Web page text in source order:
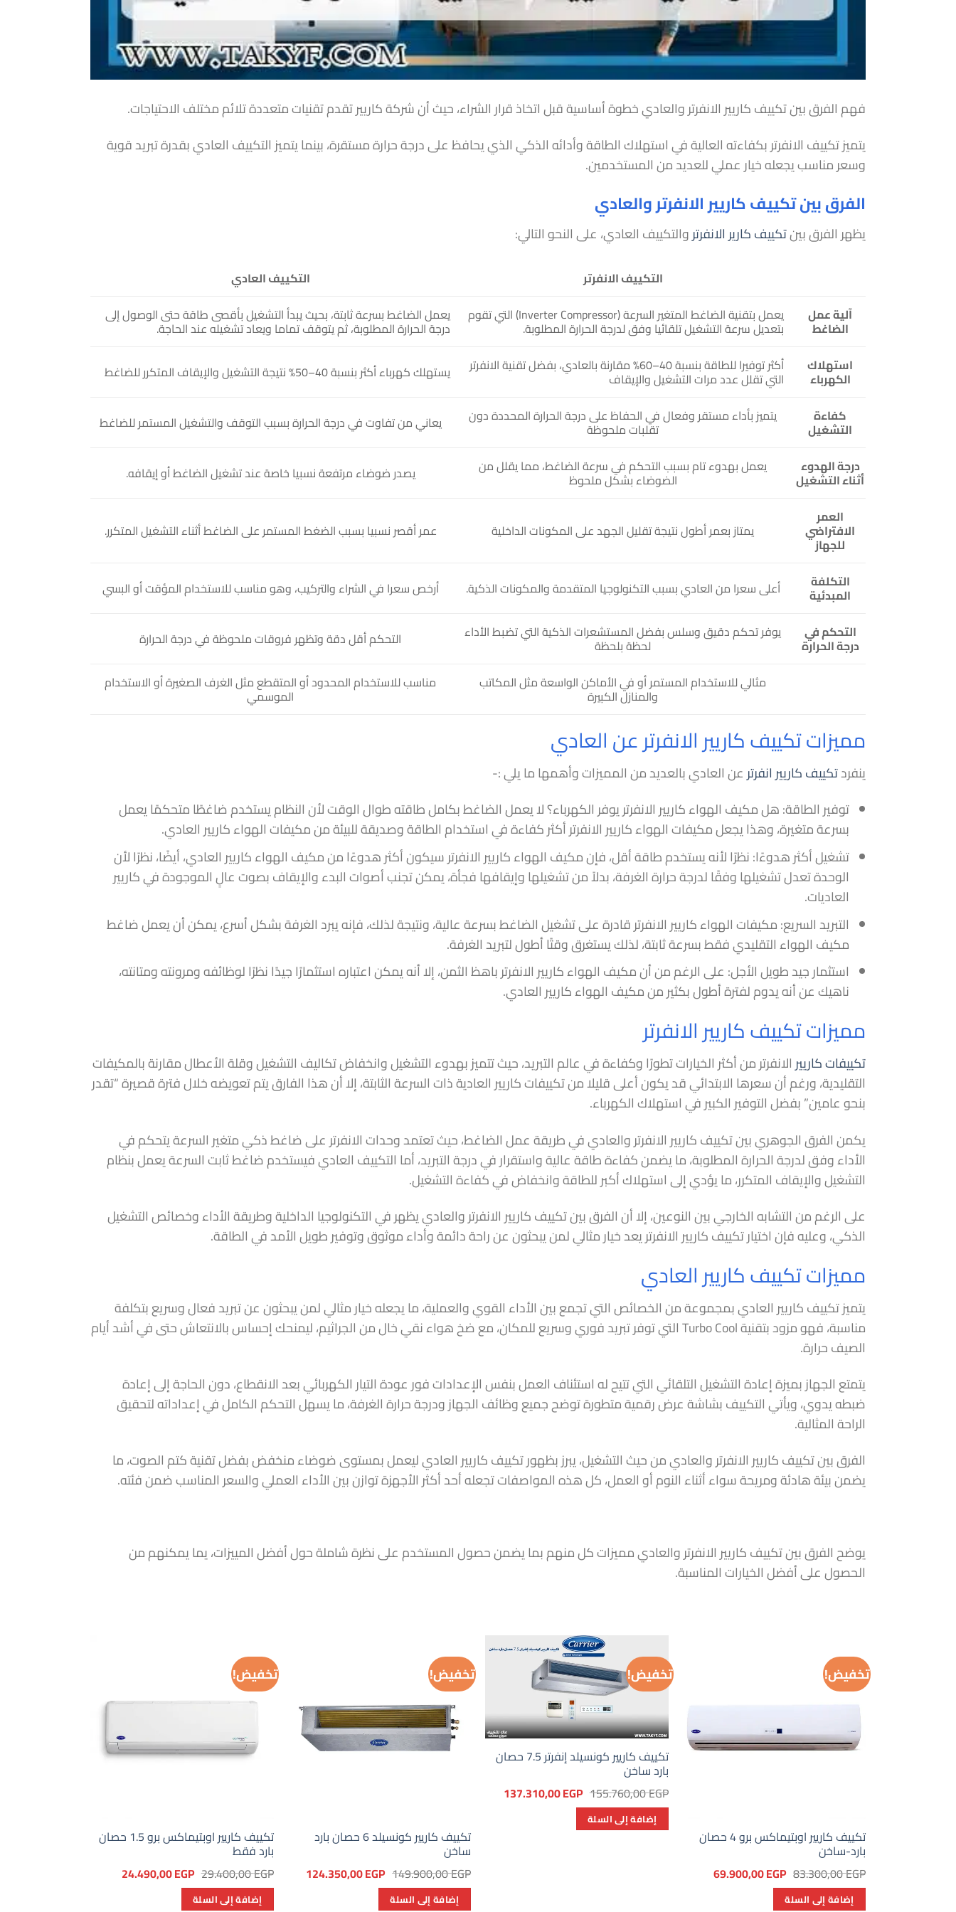
فهم الفرق بين تكييف كاريير الانفرتر والعادي خطوة أساسية قبل اتخاذ قرار الشراء، حيث أن شركة كاريير تقدم تقنيات متعددة تلائم مختلف الاحتياجات.
يتميز تكييف الانفرتر بكفاءته العالية في استهلاك الطاقة وأدائه الذكي الذي يحافظ على درجة حرارة مستقرة، بينما يتميز التكييف العادي بقدرة تبريد قوية
وسعر مناسب يجعله خيار عملي للعديد من المستخدمين.
الفرق بين تكييف كاريير الانفرتر والعادي
يظهر الفرق بينتكييف كارير الانفرتروالتكييف العادي، على النحو التالي:
التكييف الانفرتر
التكييف العادي
آلية عمل
الضاغط
يعمل بتقنية الضاغط المتغير السرعة (Inverter Compressor) التي تقوم
بتعديل سرعة التشغيل تلقائيا وفق لدرجة الحرارة المطلوبة.
يعمل الضاغط بسرعة ثابتة، بحيث يبدأ التشغيل بأقصى طاقة حتى الوصول إلى
درجة الحرارة المطلوبة، ثم يتوقف تماما ويعاد تشغيله عند الحاجة.
استهلاك
الكهرباء
أكثر توفيرا للطاقة بنسبة 40–60% مقارنة بالعادي، بفضل تقنية الانفرتر
التي تقلل عدد مرات التشغيل والإيقاف يستهلك كهرباء أكثر بنسبة 40–50% نتيجة التشغيل والإيقاف المتكرر للضاغط
كفاءة
التشغيل
يتميز بأداء مستقر وفعال في الحفاظ على درجة الحرارة المحددة دون
تقلبات ملحوظة يعاني من تفاوت في درجة الحرارة بسبب التوقف والتشغيل المستمر للضاغط
درجة الهدوء
أثناء التشغيل
يعمل بهدوء تام بسبب التحكم في سرعة الضاغط، مما يقلل من
الضوضاء بشكل ملحوظ يصدر ضوضاء مرتفعة نسبيا خاصة عند تشغيل الضاغط أو إيقافه.
العمر
الافتراضي
للجهاز
يمتاز بعمر أطول نتيجة تقليل الجهد على المكونات الداخلية عمر أقصر نسبيا بسبب الضغط المستمر على الضاغط أثناء التشغيل المتكرر.
التكلفة
المبدئية أعلى سعرا من العادي بسبب التكنولوجيا المتقدمة والمكونات الذكية. أرخص سعرا في الشراء والتركيب، وهو مناسب للاستخدام المؤقت أو البسي
التحكم في
درجة الحرارة
يوفر تحكم دقيق وسلس بفضل المستشعرات الذكية التي تضبط الأداء
لحظة بلحظة التحكم أقل دقة وتظهر فروقات ملحوظة في درجة الحرارة
مثالي للاستخدام المستمر أو في الأماكن الواسعة مثل المكاتب
والمنازل الكبيرة
مناسب للاستخدام المحدود أو المتقطع مثل الغرف الصغيرة أو الاستخدام
الموسمي
مميزات تكييف كاريير الانفرتر عن العادي
ينفردتكييف كاريير انفرترعن العادي بالعديد من المميزات وأهمها ما يلي :-
توفير الطاقة: هل مكيف الهواء كاريير الانفرتر يوفر الكهرباء؟ لا يعمل الضاغط بكامل طاقته طوال الوقت لأن النظام يستخدم ضاغطًا متحكمًا يعمل
بسرعة متغيرة، وهذا يجعل مكيفات الهواء كاريير الانفرتر أكثر كفاءة في استخدام الطاقة وصديقة للبيئة من مكيفات الهواء كاريير العادي.
تشغيل أكثر هدوءًا: نظرًا لأنه يستخدم طاقة أقل، فإن مكيف الهواء كاريير الانفرتر سيكون أكثر هدوءًا من مكيف الهواء كاريير العادي، أيضًا، نظرًا لأن
الوحدة تعدل تشغيلها وفقًا لدرجة حرارة الغرفة، بدلاً من تشغيلها وإيقافها فجأة، يمكن تجنب أصوات البدء والإيقاف بصوت عالٍ الموجودة في كاريير
العاديات.
التبريد السريع: مكيفات الهواء كاريير الانفرتر قادرة على تشغيل الضاغط بسرعة عالية، ونتيجة لذلك، فإنه يبرد الغرفة بشكل أسرع، يمكن أن يعمل ضاغط
مكيف الهواء التقليدي فقط بسرعة ثابتة، لذلك يستغرق وقتًا أطول لتبريد الغرفة.
استثمار جيد طويل الأجل: على الرغم من أن مكيف الهواء كاريير الانفرتر باهظ الثمن، إلا أنه يمكن اعتباره استثمارًا جيدًا نظرًا لوظائفه ومرونته ومتانته،
ناهيك عن أنه يدوم لفترة أطول بكثير من مكيف الهواء كاريير العادي.
مميزات تكييف كاريير الانفرتر
تكييفات كارييرالانفرتر من أكثر الخيارات تطورًا وكفاءة في عالم التبريد، حيث تتميز بهدوء التشغيل وانخفاض تكاليف التشغيل وقلة الأعطال مقارنة بالمكيفات
التقليدية، ورغم أن سعرها الابتدائي قد يكون أعلى قليلا من تكييفات كاريير العادية ذات السرعة الثابتة، إلا أن هذا الفارق يتم تعويضه خلال فترة قصيرة “تقدر
بنحو عامين” بفضل التوفير الكبير في استهلاك الكهرباء.
يكمن الفرق الجوهري بين تكييف كاريير الانفرتر والعادي في طريقة عمل الضاغط، حيث تعتمد وحدات الانفرتر على ضاغط ذكي متغير السرعة يتحكم في
الأداء وفق لدرجة الحرارة المطلوبة، ما يضمن كفاءة طاقة عالية واستقرار في درجة التبريد، أما التكييف العادي فيستخدم ضاغط ثابت السرعة يعمل بنظام
التشغيل والإيقاف المتكرر، ما يؤدي إلى استهلاك أكبر للطاقة وانخفاض في كفاءة التشغيل.
على الرغم من التشابه الخارجي بين النوعين، إلا أن الفرق بين تكييف كاريير الانفرتر والعادي يظهر في التكنولوجيا الداخلية وطريقة الأداء وخصائص التشغيل
الذكي، وعليه فإن اختيار تكييف كاريير الانفرتر يعد خيار مثالي لمن يبحثون عن راحة دائمة وأداء موثوق وتوفير طويل الأمد في الطاقة.
مميزات تكييف كاريير العادي
يتميز تكييف كاريير العادي بمجموعة من الخصائص التي تجمع بين الأداء القوي والعملية، ما يجعله خيار مثالي لمن يبحثون عن تبريد فعال وسريع بتكلفة
مناسبة، فهو مزود بتقنية Turbo Cool التي توفر تبريد فوري وسريع للمكان، مع ضخ هواء نقي خال من الجراثيم، ليمنحك إحساس بالانتعاش حتى في أشد أيام
الصيف حرارة.
يتمتع الجهاز بميزة إعادة التشغيل التلقائي التي تتيح له استئناف العمل بنفس الإعدادات فور عودة التيار الكهربائي بعد الانقطاع، دون الحاجة إلى إعادة
ضبطه يدوي، ويأتي التكييف بشاشة عرض رقمية متطورة توضح جميع وظائف الجهاز ودرجة حرارة الغرفة، ما يسهل التحكم الكامل في إعداداته لتحقيق
الراحة المثالية.
الفرق بين تكييف كاريير الانفرتر والعادي من حيث التشغيل، يبرز بظهور تكييف كاريير العادي ليعمل بمستوى ضوضاء منخفض بفضل تقنية كتم الصوت، ما
يضمن بيئة هادئة ومريحة سواء أثناء النوم أو العمل، كل هذه المواصفات تجعله أحد أكثر الأجهزة توازن بين الأداء العملي والسعر المناسب ضمن فئته.
يوضح الفرق بين تكييف كاريير الانفرتر والعادي مميزات كل منهم بما يضمن حصول المستخدم على نظرة شاملة حول أفضل المييزات، يما يمكنهم من
الحصول على أفضل الخيارات المناسبة.
تخفيض!
تكييف كاريير اوبتيماكس برو 4 حصان
بارد-ساخن
83.300,00EGP السعر
الأصلي
هو:
83.300,00 EGP.
69.900,00EGP السعر
الحالي
إضافة إلى السلة
تخفيض!
تكييف كاريير كونسيلد إنفرتر 7.5 حصان
بارد ساخن
155.760,00EGP السعر
الأصلي
هو:
137.310,00EGP
إضافة إلى السلة
تخفيض!
تكييف كاريير كونسيلد 6 حصان بارد
ساخن
149.900,00EGP السعر
الأصلي
هو:
124.350,00EGP السعر
124.350,00 EGP. إضافة إلى السلة
تخفيض!
تكييف كاريير اوبتيماكس برو 1.5 حصان
بارد فقط
29.400,00EGP السعر
الأصلي
هو:
29.400,00 EGP.
24.490,00EGP
إضافة إلى السلة